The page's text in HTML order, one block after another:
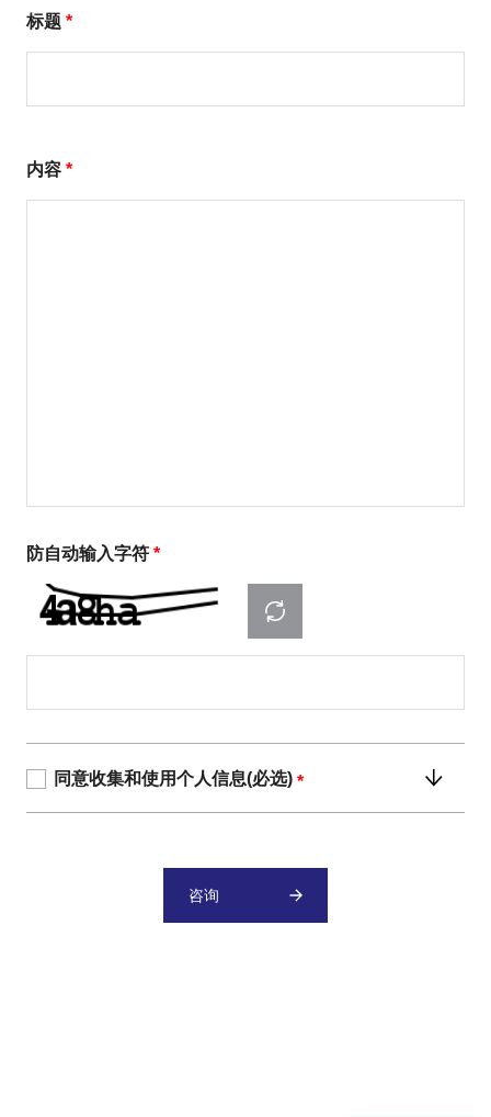
标题 *
内容 *
防自动输入字符 *
刷新
同意收集和使用个人信息(必选) *
咨询